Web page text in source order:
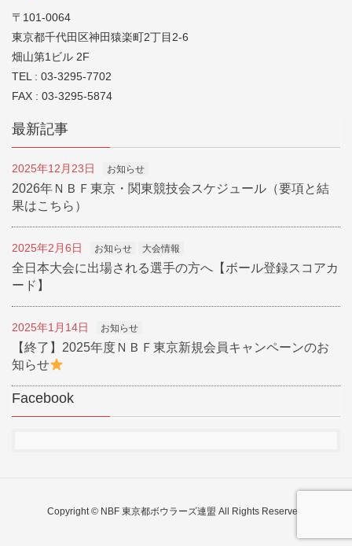
〒101-0064
東京都千代田区神田猿楽町2丁目2-6
畑山第1ビル 2F
TEL : 03-3295-7702
FAX : 03-3295-5874
最新記事
2025年12月23日 お知らせ
2026年ＮＢＦ東京・関東競技会スケジュール（要項と結
果はこちら）
2025年2月6日 お知らせ 大会情報
全日本大会に出場される選手の方へ【ボール登録スコアカ
ード】
2025年1月14日 お知らせ
【終了】2025年度ＮＢＦ東京新規会員キャンペーンのお
知らせ
Facebook
Copyright © NBF 東京都ボウラーズ連盟 All Rights Reserved.